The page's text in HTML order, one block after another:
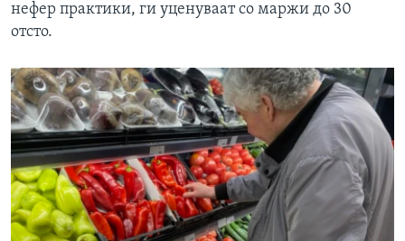
нефер практики, ги уценуваат со маржи до 30
отсто.